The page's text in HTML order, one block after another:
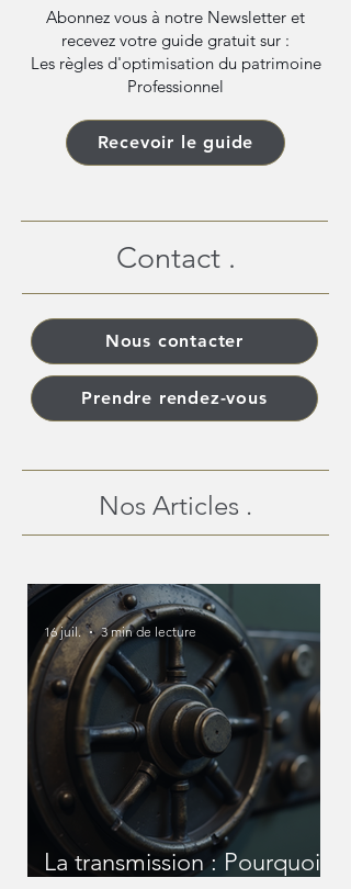
Abonnez vous à notre Newsletter et
recevez votre guide gratuit sur :
Les règles d'optimisation du patrimoine
Professionnel
Recevoir le guide
Contact .
Nous contacter
Prendre rendez-vous
Nos Articles .
La transmission : Pourquoi
16 juil. 3 min de lecture